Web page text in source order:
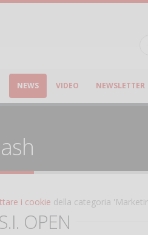
NEWS VIDEO NEWSLETTER
i cookie della categoria
OPEN